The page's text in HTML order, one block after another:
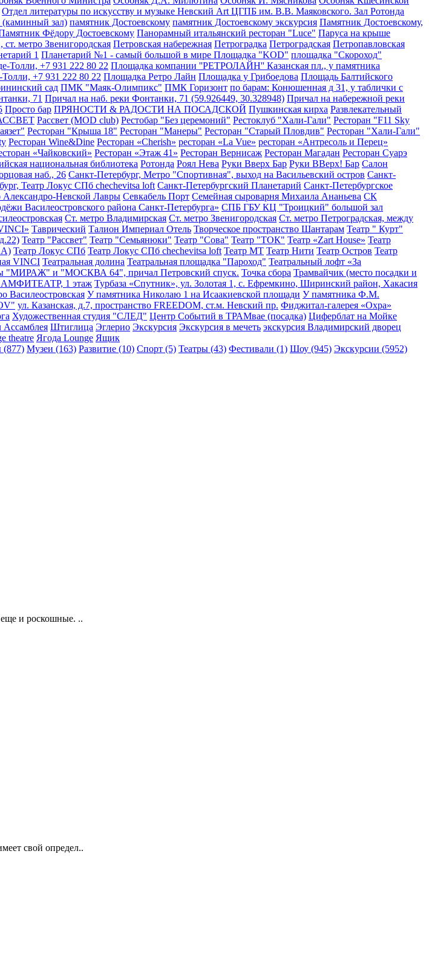
Отдел литературы по искусству и музыке Невский Art ЦГПБ им. В.В. Маяковского. Зал Ротонда
(каминный зал) памятник Достоевскому памятник Достоевскому экскурсия Памятник Достоевскому,
Фёдору Достоевскому Панорамный итальянский ресторан "Luce" Паруса на крыше
метро Звенигородская Петровская набережная Петроградка Петроградская Петропавловская
1 Планетарий №1 - самый большой в мире Площадка "KOD" площадка "Скороход"
Толли, +7 931 222 80 22 Площадка компании ''РЕТРОЛАЙН'' Казанская пл., у памятника
+7 931 222 80 22 Площадка Ретро Лайн Площадка у Грибоедова Площадь Балтийского
сад ПМК "Маяк-Олимпикс" ПМК Горизонт по барам: Конюшенная д 31, у таблички с
71 Причал на наб. реки Фонтанки, 71 (59.926449, 30.328948) Причал на набережной реки
Просто бар ПРЯНОСТИ & РАДОСТИ НА ПОСАДСКОЙ Пушкинская кирха Развлекательный
Рассвет (MOD club) Рестобар "Без церемоний" Рестоклуб "Хали-Гали" Ресторан "F11 Sky
Ресторан "Крыша 18" Ресторан "Манеры" Ресторан "Старый Пловдив" Ресторан "Хали-Гали"
Ресторан Wine&Dine Ресторан «Cherish» ресторан «La Vue» ресторан «Антресоль и Перец»
«Чайковский» Ресторан «Этаж 41» Ресторан Вернисаж Ресторан Магадан Ресторан Суарэ
национальная библиотека Ротонда Роял Нева Руки Вверх Бар Руки ВВерх! Бар Салон
наб., 26 Санкт-Петербург, Метро "Спортивная", выход на Васильевский остров Санкт-
Театр Локус СПб chechevitsa loft Санкт-Петербургский Планетарий Санкт-Петербургское
Александро-Невской Лавры Севкабель Порт Семейная сыроварня Михаила Ананьева СК
Василеостровского района Санкт-Петербурга» СПБ ГБУ КЦ "Троицкий" большой зал
Ст. метро Владимирская Ст. метро Звенигородская Ст. метро Петроградская, между
Таврический Талион Империал Отель Творческое пространство Шантарам Театр " Курт"
Театр "Рассвет" Театр "Семьянюки" Театр "Сова" Театр "ТОК" Театр «Zart House» Театр
Театр Локус СПб Театр Локус СПб chechevitsa loft Театр МТ Театр Нити Театр Остров Театр
VINCI Театральная долина Театральная площадка "Пароход" Театральный лофт «За
"МИРАЖ" и "МОСКВА 64", причал Петровский спуск. Точка сбора Трамвайчик (место посадки и
1 этаж Турбаза «Спутник», ул. Золотая 1, с. Ефремкино, Ширинский район, Хакасия
Василеостровская У памятника Николаю 1 на Исаакиевской площади У памятника Ф.М.
ул. Казанская, д.7, пространство FREEDOM, ст.м. Невский пр. Фиджитал-галерея «Охра»
Художественная студия "СЛЕД" Центр Событий в ТРАМвае (посадка) Циферблат на Мойке
Ассамблея Штиглица Эглерио Экскурсия Экскурсия в мечеть экскурсия Владимирский дворец
theatre Ягода Lounge Ящик
(877) Музеи (163) Развитие (10) Спорт (5) Театры (43) Фестивали (1) Шоу (945) Экскурсии (5952)
и роскошные. ..
свой определ..